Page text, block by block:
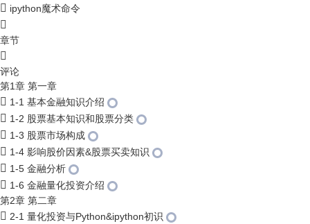
ipython魔术命令
章节
评论
第1章 第一章
1-1 基本金融知识介绍
1-2 股票基本知识和股票分类
1-3 股票市场构成
1-4 影响股价因素&股票买卖知识
1-5 金融分析
1-6 金融量化投资介绍
第2章 第二章
2-1 量化投资与Python&ipython初识